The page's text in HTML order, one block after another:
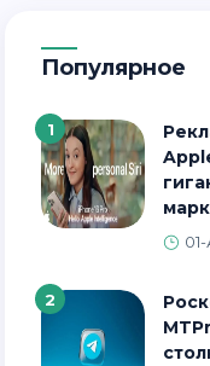
Популярное
1
Реклама ИИ под прицелом:
2
Роскомнадзор нацелился на